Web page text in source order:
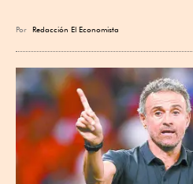
Por Redacción El Economista